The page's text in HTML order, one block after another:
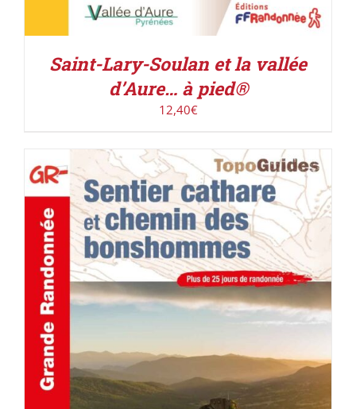
Saint-Lary-Soulan et la vallée
d’Aure… à pied®
12,40€
ACHETER LE PRODUIT DÉTAILS